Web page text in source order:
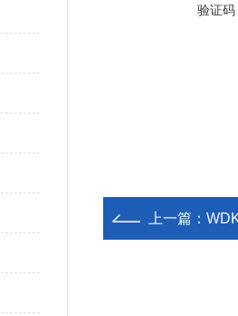
验证码
上一篇：